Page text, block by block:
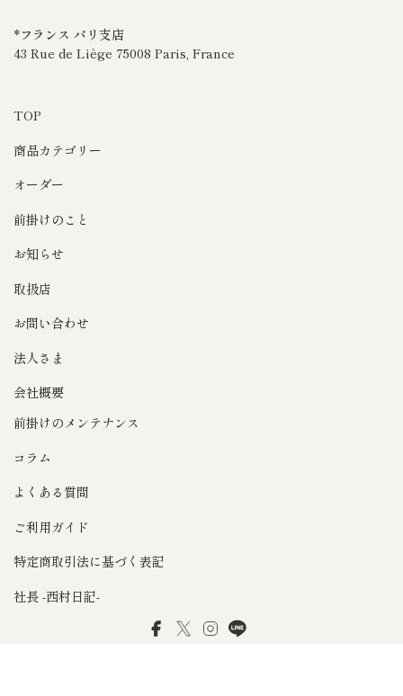
*フランス パリ支店
43 Rue de Liège 75008 Paris, France
TOP
商品カテゴリー
オーダー
前掛けのこと
お知らせ
取扱店
お問い合わせ
法人さま
会社概要
前掛けのメンテナンス
コラム
よくある質問
ご利用ガイド
特定商取引法に基づく表記
社長 -西村日記-
FacebookTwitterInstagram
LINE